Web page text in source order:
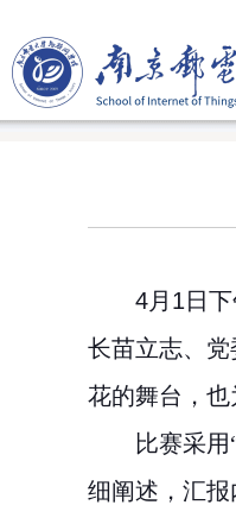
4月1日
长苗立志、 党
花的舞台，
比赛采用
细阐述，汇